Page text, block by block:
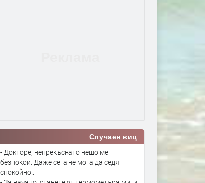
Случаен виц
- Докторе, непрекъснато нещо ме
безпокои. Даже сега не мога да седя
спокойно..